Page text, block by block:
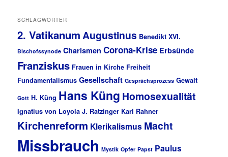
SCHLAGWÖRTER
2. VatikanumAugustinus Benedikt XVI.
Bischofssynode Charismen Corona-Krise Erbsünde
Franziskus Frauen in Kirche Freiheit
Fundamentalismus Gesellschaft Gesprächsprozess Gewalt
Gott H. Küng Hans Küng Homosexualität
Ignatius von Loyola J. Ratzinger Karl Rahner
Kirchenreform Klerikalismus Macht
Missbrauch Mystik Opfer Papst Paulus